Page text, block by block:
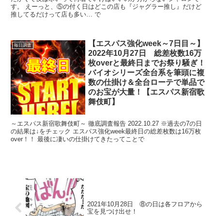
す。 えーっと、⑤の付く日はどこの店も『ジャグラー推し』だけど
推してるだけって店も多い… で
毎日調査
【エスパス強化week～7日目～】
2022年10月27日 総差枚数16万
枚overと最終日までお祭り騒ぎ！
バイオシリーズ全台系を筆頭に複
数の仕掛け＆全台ローテで単品で
のお宝が大量！【エスパス新宿歌
舞伎町】
～エスパス新宿歌舞伎町～ 徹底調査報告 2022.10.27 ※過去の7の日
の結果は↓をチェック エスパス強化week最終日の総差枚数は16万枚
over！！ 最後に凄いの仕掛けてきたってことで
2021年10月28日 ⑧の日は各フロアから
宝を見つけ出せ！